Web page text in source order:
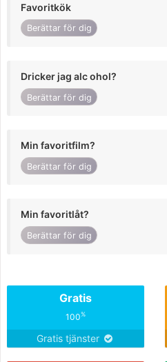
Favoritkök
Berättar för dig
Dricker jag alc ohol?
Berättar för dig
Min favoritfilm?
Berättar för dig
Min favoritlåt?
Berättar för dig
Gratis
100%
Gratis tjänster